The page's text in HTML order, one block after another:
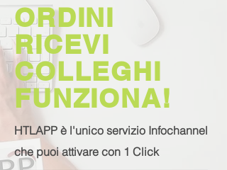
ORDINI
RICEVI
COLLEGHI
FUNZIONA!
HTLAPP è l'unico servizio Infochannel
che puoi attivare con 1 Click